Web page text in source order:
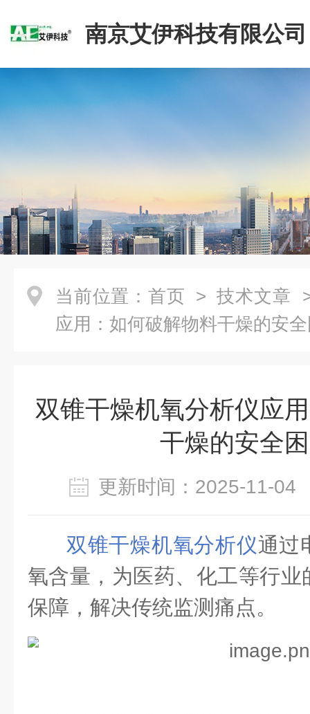
南京艾伊科技有限公司
当前位置： 首页 > 技术文章
应用：如何破解物料干燥的安
双锥干燥机氧分析仪应
干燥的安全
更新时间：2025-11-
双锥干燥机氧分析仪通过
氧含量，为医药、化工等行
保障，解决传统监测痛点。